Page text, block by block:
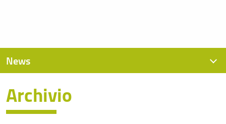
Archivio
News
News recenti
Archivio